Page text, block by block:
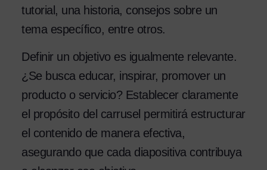
tutorial, una historia, consejos sobre un
tema específico, entre otros.
Definir un objetivo es igualmente relevante.
¿Se busca educar, inspirar, promover un
producto o servicio? Establecer claramente
el propósito del carrusel permitirá estructurar
el contenido de manera efectiva,
asegurando que cada diapositiva contribuya